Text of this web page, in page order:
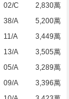
02/C
2,830萬
38/A
5,200萬
11/A
3,449萬
13/A
3,505萬
05/A
3,289萬
09/A
3,396萬